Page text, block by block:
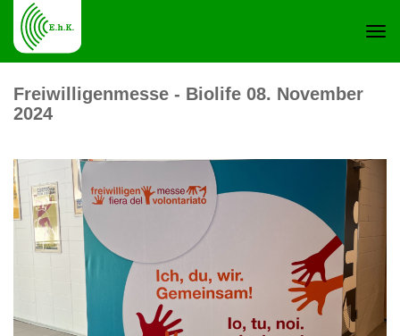
Freiwilligenmesse - Biolife 08. November
2024